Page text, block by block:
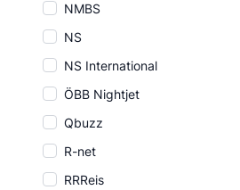
NMBS
NS
NS International
ÖBB Nightjet
Qbuzz
R-net
RRReis